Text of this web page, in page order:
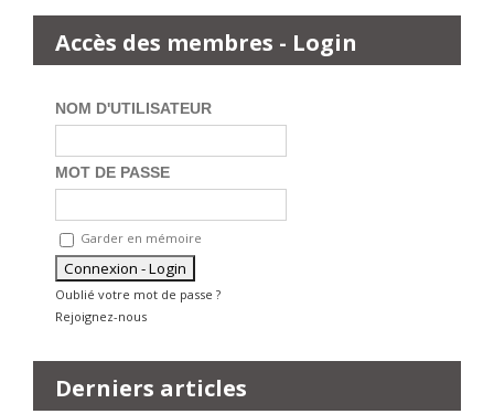
Accès des membres - Login
NOM D'UTILISATEUR
MOT DE PASSE
Garder en mémoire
Oublié votre mot de passe ?
Rejoignez-nous
Derniers articles